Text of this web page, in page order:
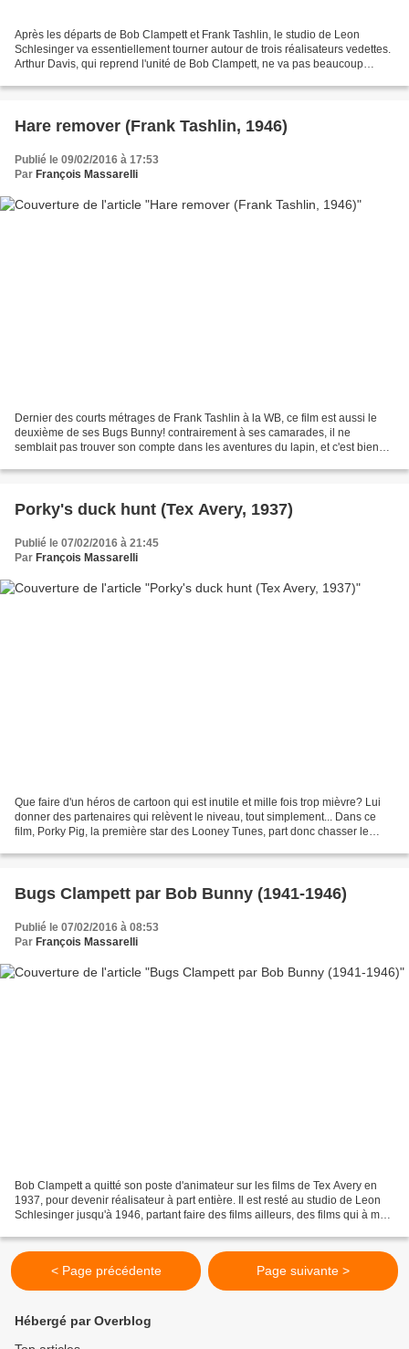
Après les départs de Bob Clampett et Frank Tashlin, le studio de Leon
Schlesinger va essentiellement tourner autour de trois réalisateurs vedettes.
Arthur Davis, qui reprend l'unité de Bob Clampett, ne va pas beaucoup
Hare remover (Frank Tashlin, 1946)
Publié le 09/02/2016 à 17:53
Par François Massarelli
Dernier des courts métrages de Frank Tashlin à la WB, ce film est aussi le
deuxième de ses Bugs Bunny! contrairement à ses camarades, il ne
semblait pas trouver son compte dans les aventures du lapin, et c'est bien
Porky's duck hunt (Tex Avery, 1937)
Publié le 07/02/2016 à 21:45
Par François Massarelli
Que faire d'un héros de cartoon qui est inutile et mille fois trop mièvre? Lui
donner des partenaires qui relèvent le niveau, tout simplement... Dans ce
film, Porky Pig, la première star des Looney Tunes, part donc chasser le
Bugs Clampett par Bob Bunny (1941-1946)
Publié le 07/02/2016 à 08:53
Par François Massarelli
Bob Clampett a quitté son poste d'animateur sur les films de Tex Avery en
1937, pour devenir réalisateur à part entière. Il est resté au studio de Leon
Schlesinger jusqu'à 1946, partant faire des films ailleurs, des films qui à mon
< Page précédente Page suivante >
Hébergé par Overblog